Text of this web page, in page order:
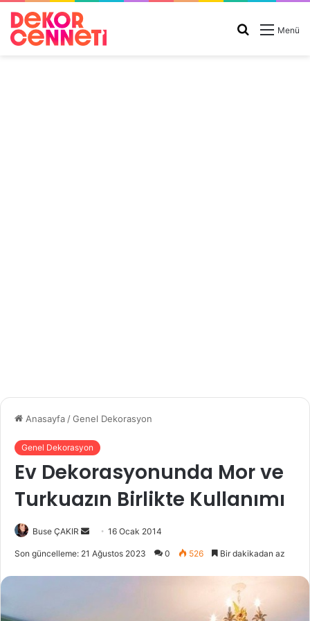
Menü
Arama
Anasayfa /Genel Dekorasyon
Genel Dekorasyon
Ev Dekorasyonunda Mor ve
Turkuazın Birlikte Kullanımı
Buse ÇAKIR 16 Ocak 2014
Son güncelleme: 21 Ağustos 2023 0 526 Bir dakikadan az